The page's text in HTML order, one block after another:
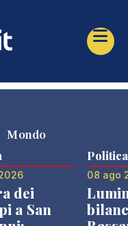
Mondo
dei
a San
Politica
08 ago